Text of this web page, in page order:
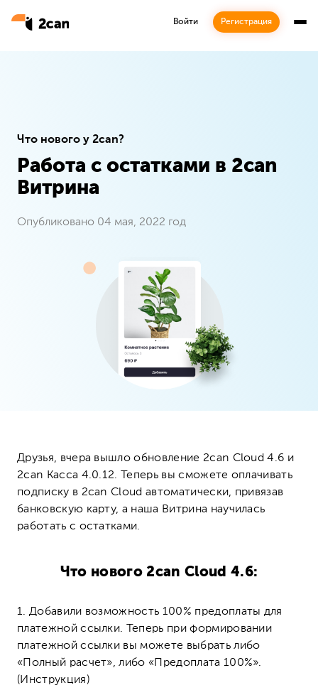
Войти Регистрация
Что нового у 2can?
Работа с остатками в 2can
Витрина
Опубликовано 04 мая, 2022 год
Друзья, вчера вышло обновление 2can Cloud 4.6 и
2can Касса 4.0.12. Теперь вы сможете оплачивать
подписку в 2can Cloud автоматически, привязав
банковскую карту, а наша Витрина научилась
работать с остатками.
Что нового 2can Cloud 4.6:
1. Добавили возможность 100% предоплаты для
платежной ссылки. Теперь при формировании
платежной ссылки вы можете выбрать либо
«Полный расчет», либо «Предоплата 100%».
(Инструкция)
Подписаться